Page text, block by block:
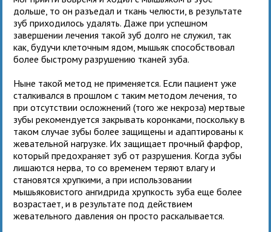
дольше, то он разъедал и ткань челюсти, в результате
зуб приходилось удалять. Даже при успешном
завершении лечения такой зуб долго не служил, так
как, будучи клеточным ядом, мышьяк способствовал
более быстрому разрушению тканей зуба.
Ныне такой метод не применяется. Если пациент уже
сталкивался в прошлом с таким методом лечения, то
при отсутствии осложнений (того же некроза) мертвые
зубы рекомендуется закрывать коронками, поскольку в
таком случае зубы более защищены и адаптированы к
жевательной нагрузке. Их защищает прочный фарфор,
который предохраняет зуб от разрушения. Когда зубы
лишаются нерва, то со временем теряют влагу и
становятся хрупкими, а при использовании
мышьяковистого ангидрида хрупкость зуба еще более
возрастает, и в результате под действием
жевательного давления он просто раскалывается.